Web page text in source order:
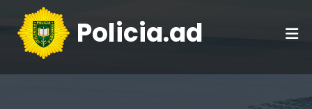
Policia.ad